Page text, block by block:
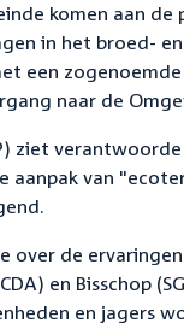
komen aan de
in het broed-
een
naar de
ziet
aanpak van
over de
en Bisschop
en jagers